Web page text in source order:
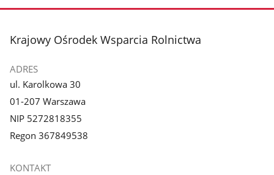
stopka
Krajowy Ośrodek Wsparcia Rolnictwa
ADRES
ul. Karolkowa 30
01-207 Warszawa
NIP 5272818355
Regon 367849538
KONTAKT